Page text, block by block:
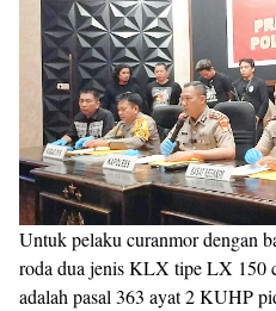
Untuk pelaku curanmor dengan
roda dua jenis KLX tipe LX 150
adalah pasal 363 ayat 2 KUHP